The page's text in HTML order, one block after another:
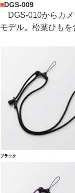
■DGS-009
DGS-010からカメ
モデル。松葉ひもを
ブラック